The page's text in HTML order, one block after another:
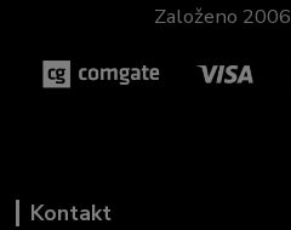
Založeno 2006
Kontakt